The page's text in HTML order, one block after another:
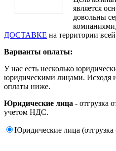
является
довольны
ДОСТАВКЕ на территории
Варианты оплаты:
У нас есть несколько
юридическими лицами. Исходя
оплаты ниже.
Юридические лица - отгрузка
учетом НДС.
Юридические лица